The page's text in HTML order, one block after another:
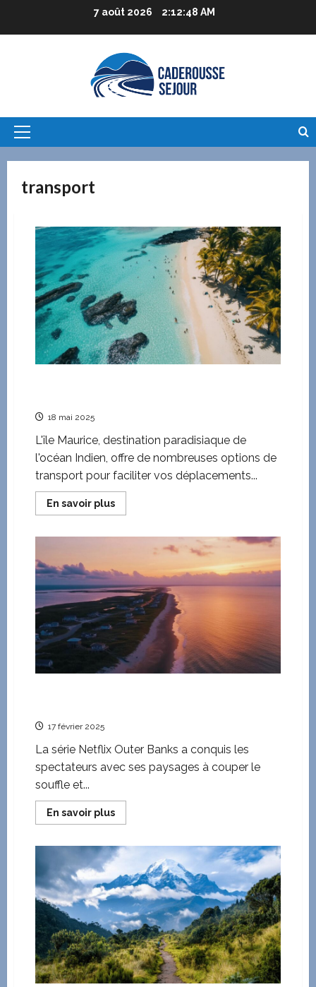
7 août 2026 2:12:49 AM
Menu
transport
18 mai 2025
L'île Maurice, destination paradisiaque de
l'océan Indien, offre de nombreuses options de
transport pour faciliter vos déplacements...
En savoir plusEn
savoir
a
l’Ile
Maurice
en
aout
De
l’aeroport
vos
spots
17 février 2025
La série Netflix Outer Banks a conquis les
spectateurs avec ses paysages à couper le
souffle et...
En savoir plusEn
savoir
Les
panoramas
spectaculaires
d’Outer
Banks
:
Les
lieux
de
tournage
de
la
serie
Netflix